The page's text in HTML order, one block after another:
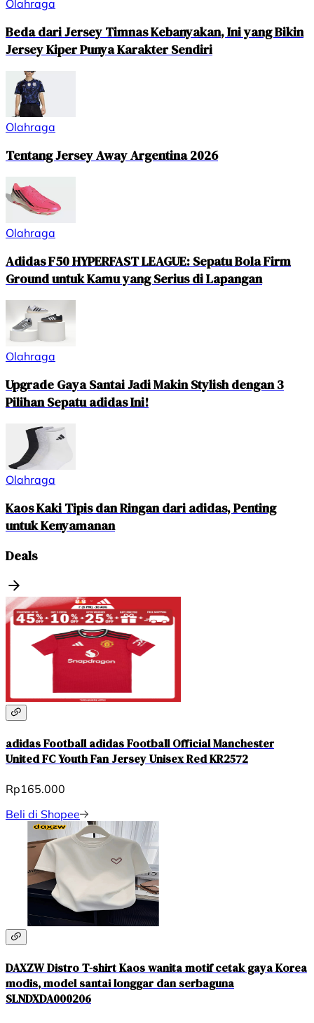
Olahraga
Beda dari Jersey Timnas Kebanyakan, Ini yang Bikin
Jersey Kiper Punya Karakter Sendiri
Olahraga
Tentang Jersey Away Argentina 2026
Olahraga
Adidas F50 HYPERFAST LEAGUE: Sepatu Bola Firm
Ground untuk Kamu yang Serius di Lapangan
Olahraga
Upgrade Gaya Santai Jadi Makin Stylish dengan 3
Pilihan Sepatu adidas Ini!
Olahraga
Kaos Kaki Tipis dan Ringan dari adidas, Penting
untuk Kenyamanan
Deals
adidas Football adidas Football Official Manchester
United FC Youth Fan Jersey Unisex Red KR2572
Rp165.000
Beli di Shopee
DAXZW Distro T-shirt Kaos wanita motif cetak gaya Korea
modis, model santai longgar dan serbaguna
SLNDXDA000206